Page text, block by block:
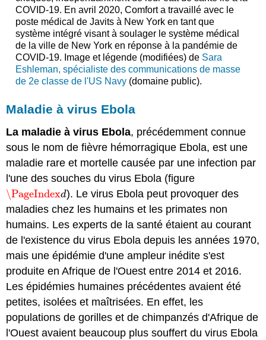
COVID-19. En avril 2020, Comfort a travaillé avec le
poste médical de Javits à New York en tant que
système intégré visant à soulager le système médical
de la ville de New York en réponse à la pandémie de
COVID-19. Image et légende (modifiées) de Sara
Eshleman, spécialiste des communications de masse
de 2e classe de l'US Navy(domaine public).
Maladie à virus Ebola
La maladie à virus Ebola, précédemment connue
sous le nom de fièvre hémorragique Ebola, est une
maladie rare et mortelle causée par une infection par
l'une des souches du virus Ebola (figure
\PageIndexd
\PageIndexd). Le virus Ebola peut provoquer des
maladies chez les humains et les primates non
humains. Les experts de la santé étaient au courant
de l'existence du virus Ebola depuis les années 1970,
mais une épidémie d'une ampleur inédite s'est
produite en Afrique de l'Ouest entre 2014 et 2016.
Les épidémies humaines précédentes avaient été
petites, isolées et maîtrisées. En effet, les
populations de gorilles et de chimpanzés d'Afrique de
l'Ouest avaient beaucoup plus souffert du virus Ebola